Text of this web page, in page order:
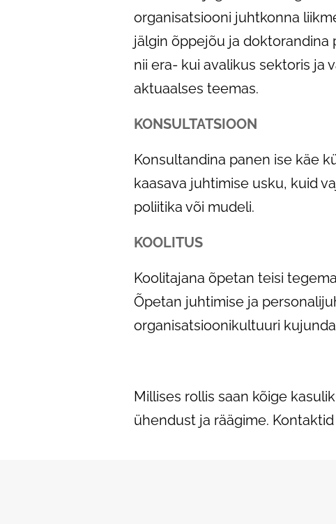
organisatsiooni juhtkonna
jälgin õppejõu ja doktorandina
nii era- kui avalikus sektoris ja
aktuaalses teemas.
KONSULTATSIOON
Konsultandina panen ise käe
kaasava juhtimise usku, kuid
poliitika või mudeli.
KOOLITUS
Koolitajana õpetan teisi
Õpetan juhtimise ja
organisatsioonikultuuri
Millises rollis saan kõige
ühendust ja räägime.